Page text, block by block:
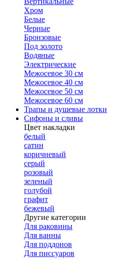
Хром
Белые
Черные
Бронзовые
Под золото
Водяные
Электрические
Межосевое 30 см
Межосевое 40 см
Межосевое 50 см
Межосевое 60 см
Трапы и душевые лотки
Сифоны и сливы
Цвет накладки
белый
сатин
коричневый
серый
розовый
зеленый
голубой
графит
бежевый
Другие категории
Для раковины
Для ванны
Для поддонов
Для писсуаров